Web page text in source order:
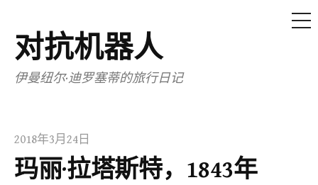
跳
至
内
对抗机器人
伊曼纽尔·迪罗塞蒂的旅行日记
菜
单
2018年3月24日
玛丽·拉塔斯特，1843年